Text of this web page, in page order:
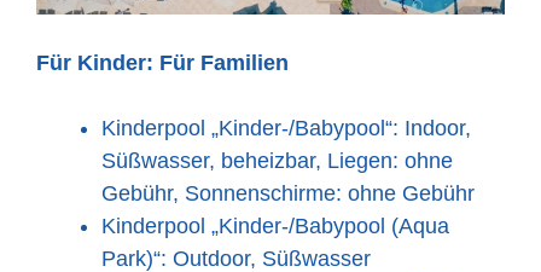
Für Kinder: Für Familien
Kinderpool „Kinder-/Babypool“: Indoor,
Süßwasser, beheizbar, Liegen: ohne
Gebühr, Sonnenschirme: ohne Gebühr
Kinderpool „Kinder-/Babypool (Aqua
Park)“: Outdoor, Süßwasser